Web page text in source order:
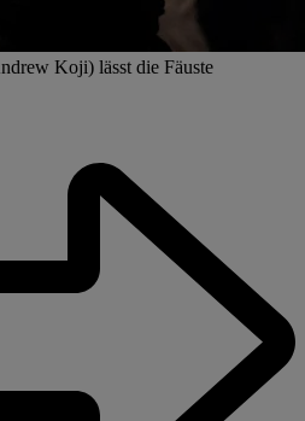
Koji) lässt die Fäuste